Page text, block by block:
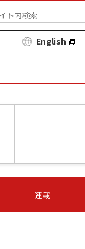
English
第16節 09/06 (日)
-
連載